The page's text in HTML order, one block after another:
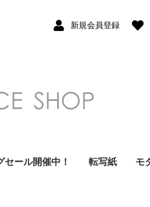
新規会員登録
ール開催中！ 転写紙 モ